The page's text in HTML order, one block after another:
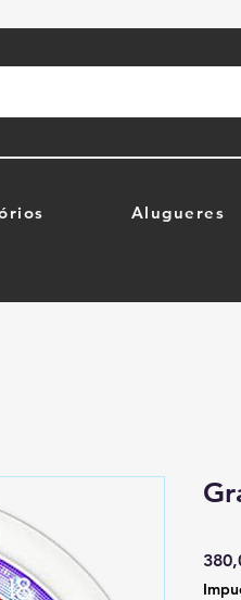
Alugueres